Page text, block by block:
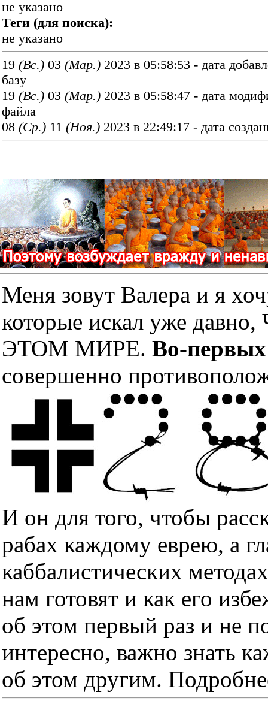
не указано
Теги (для поиска):
не указано
19 (Вс.) 03 (Мар.) 2023 в 05:58:53 - дата
базу
19 (Вс.) 03 (Мар.) 2023 в 05:58:47 - дата
файла
08 (Ср.) 11 (Ноя.) 2023 в 22:49:17 - дата
Меня зовут Валера и я
которые искал уже
ЭТОМ МИРЕ. Во-первых
совершенно
И он для того, чтобы
рабах каждому еврею, а
каббалистических
нам готовят и как его
об этом первый раз и не
интересно, важно знать
об этом другим.